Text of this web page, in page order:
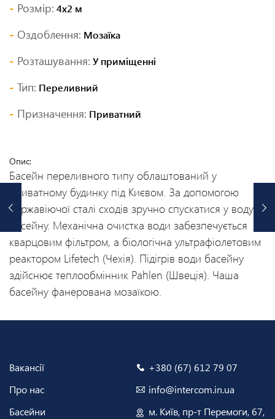
Розмір: 4х2 м
Оздоблення: Мозаїка
Розташування: У приміщенні
Тип: Переливний
Призначення: Приватний
Опис:
Басейн переливного типу облаштований у
приватному будинку під Києвом. За допомогою
нержавіючої сталі сходів зручно спускатися у воду
басейну. Механічна очистка води забезпечується
кварцовим фільтром, а біологічна ультрафіолетовим
реактором Lifetech (Чехія). Підігрів води басейну
здійснює теплообмінник Pahlen (Швеція). Чаша
басейну фанерована мозаїкою.
Вакансії
Про нас
Басейни
+380 (67) 612 79 07
info@intercom.in.ua
м. Київ, пр-т Перемоги, 67,